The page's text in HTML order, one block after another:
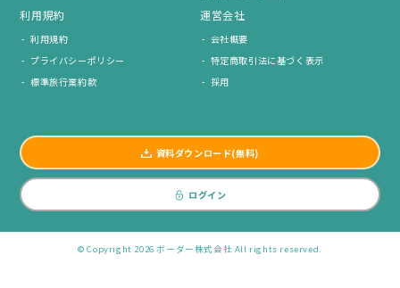
利用規約
利用規約
プライバシーポリシー
標準旅行業約款
運営会社
会社概要
特定商取引法に基づく表示
採用
資料ダウンロード(無料)
ログイン
© Copyright 2026 ボーダー株式会社 All rights reserved.